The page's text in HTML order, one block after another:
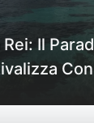
Il